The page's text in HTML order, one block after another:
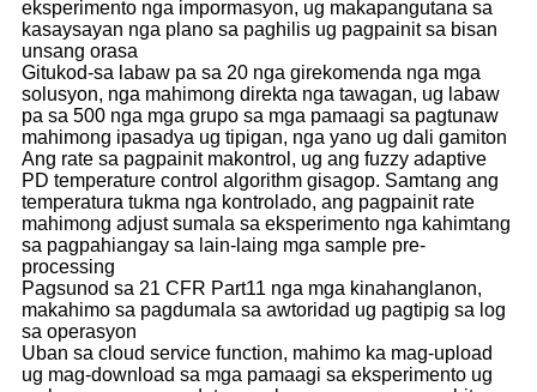
eksperimento nga impormasyon, ug makapangutana sa
kasaysayan nga plano sa paghilis ug pagpainit sa bisan
unsang orasa
Gitukod-sa labaw pa sa 20 nga girekomenda nga mga
solusyon, nga mahimong direkta nga tawagan, ug labaw
pa sa 500 nga mga grupo sa mga pamaagi sa pagtunaw
mahimong ipasadya ug tipigan, nga yano ug dali gamiton
Ang rate sa pagpainit makontrol, ug ang fuzzy adaptive
PD temperature control algorithm gisagop. Samtang ang
temperatura tukma nga kontrolado, ang pagpainit rate
mahimong adjust sumala sa eksperimento nga kahimtang
sa pagpahiangay sa lain-laing mga sample pre-
processing
Pagsunod sa 21 CFR Part11 nga mga kinahanglanon,
makahimo sa pagdumala sa awtoridad ug pagtipig sa log
sa operasyon
Uban sa cloud service function, mahimo ka mag-upload
ug mag-download sa mga pamaagi sa eksperimento ug